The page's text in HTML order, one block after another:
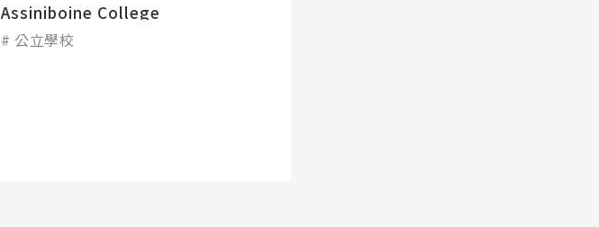
Assiniboine College
公立學校